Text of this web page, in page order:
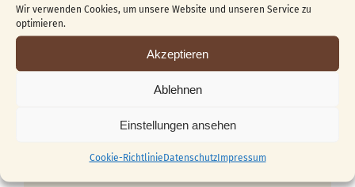
Wir verwenden Cookies, um unsere Website und unseren Service zu
optimieren.
Akzeptieren
Ablehnen
Einstellungen ansehen
Cookie-RichtlinieDatenschutzImpressum
Veranstaltungsort